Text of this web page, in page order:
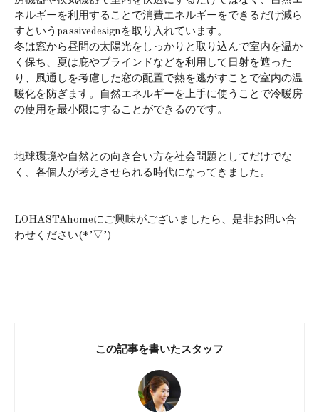
ネルギーを利用することで消費エネルギーをできるだけ減ら
すというpassivedesignを取り入れています。
冬は窓から昼間の太陽光をしっかりと取り込んで室内を温か
く保ち、夏は庇やブラインドなどを利用して日射を遮った
り、風通しを考慮した窓の配置で熱を逃がすことで室内の温
暖化を防ぎます。自然エネルギーを上手に使うことで冷暖房
の使用を最小限にすることができるのです。
地球環境や自然との向き合い方を社会問題としてだけでな
く、各個人が考えさせられる時代になってきました。
LOHASTAhomeにご興味がございましたら、是非お問い合
わせください(*’▽’)
この記事を書いたスタッフ